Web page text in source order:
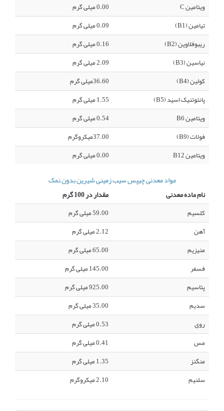
ویتامین C
0.00 میلی گرم
تیامین (B1)
0.09 میلی گرم
ریبوفلاوین (B2)
0.16 میلی گرم
نیاسین (B3)
2.09 میلی گرم
کولین (B4)
36.60میلی گرم
پانتوتنیک اسید (B5)
1.55 میلی گرم
ویتامین B6
0.54 میلی گرم
فولات (B9)
37.00میکروگرم
ویتامین B12
0.00 میلی گرم
مواد معدنی چیپس سیب زمینی شیرین بدون نمک
نام ماده معدنی
مقدار در 100 گرم
کلسیم
59.00 میلی گرم
آهن
2.12 میلی گرم
منیزیم
65.00 میلی گرم
فسفر
145.00 میلی گرم
پتاسیم
925.00 میلی گرم
سدیم
35.00 میلی گرم
روی
0.53 میلی گرم
مس
0.41 میلی گرم
منگنز
1.35 میلی گرم
سلنیم
2.10 میکروگرم